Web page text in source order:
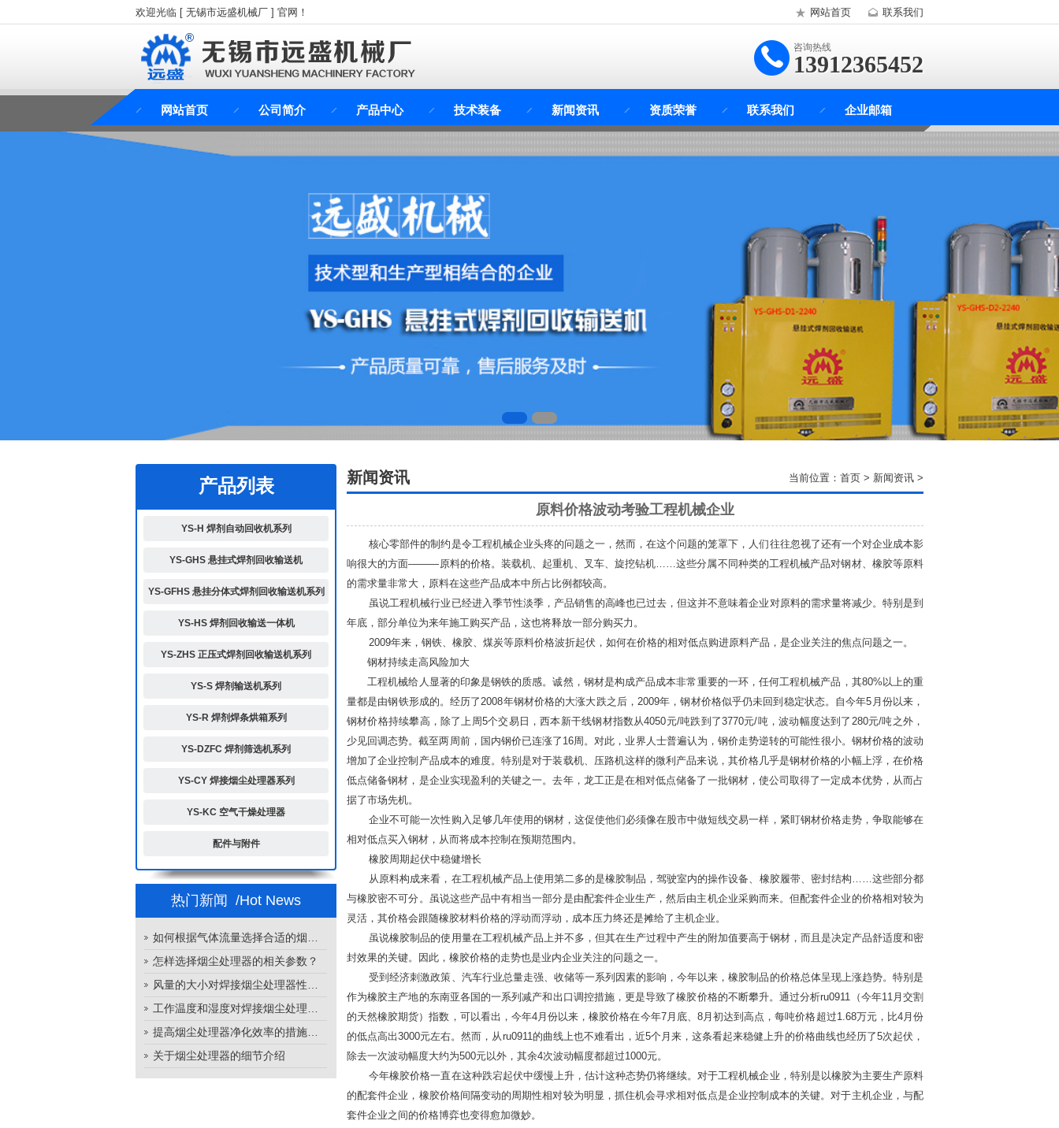
欢迎光临 [ 无锡市远盛机械厂 ] 官网！ 网站首页 联系我们
咨询热线
13912365452
网站首页 公司简介 产品中心 技术装备 新闻资讯 资质荣誉 联系我们 企业邮箱
产品列表
YS-H 焊剂自动回收机系列
YS-GHS 悬挂式焊剂回收输送机
YS-GFHS 悬挂分体式焊剂回收输送机系列
YS-HS 焊剂回收输送一体机
YS-ZHS 正压式焊剂回收输送机系列
YS-S 焊剂输送机系列
YS-R 焊剂焊条烘箱系列
YS-DZFC 焊剂筛选机系列
YS-CY 焊接烟尘处理器系列
YS-KC 空气干燥处理器
配件与附件
热门新闻 /Hot News
怎样选择烟尘处理器的相关参数？
关于烟尘处理器的细节介绍
新闻资讯 当前位置： 首页 > 新闻资讯 >
原料价格波动考验工程机械企业
核心零部件的制约是令工程机械企业头疼的问题之一，然而，在这个问题的笼罩下，人们往往忽视了还有一个对企业成本影
响很大的方面———原料的价格。装载机、起重机、叉车、旋挖钻机……这些分属不同种类的工程机械产品对钢材、橡胶等原料
的需求量非常大，原料在这些产品成本中所占比例都较高。
虽说工程机械行业已经进入季节性淡季，产品销售的高峰也已过去，但这并不意味着企业对原料的需求量将减少。特别是到
年底，部分单位为来年施工购买产品，这也将释放一部分购买力。
2009年来，钢铁、橡胶、煤炭等原料价格波折起伏，如何在价格的相对低点购进原料产品，是企业关注的焦点问题之一。
钢材持续走高风险加大
工程机械给人显著的印象是钢铁的质感。诚然，钢材是构成产品成本非常重要的一环，任何工程机械产品，其80%以上的重
量都是由钢铁形成的。经历了2008年钢材价格的大涨大跌之后，2009年，钢材价格似乎仍未回到稳定状态。自今年5月份以来，
钢材价格持续攀高，除了上周5个交易日，西本新干线钢材指数从4050元/吨跌到了3770元/吨，波动幅度达到了280元/吨之外，
少见回调态势。截至两周前，国内钢价已连涨了16周。对此，业界人士普遍认为，钢价走势逆转的可能性很小。钢材价格的波动
增加了企业控制产品成本的难度。特别是对于装载机、压路机这样的微利产品来说，其价格几乎是钢材价格的小幅上浮，在价格
低点储备钢材，是企业实现盈利的关键之一。去年，龙工正是在相对低点储备了一批钢材，使公司取得了一定成本优势，从而占
据了市场先机。
企业不可能一次性购入足够几年使用的钢材，这促使他们必须像在股市中做短线交易一样，紧盯钢材价格走势，争取能够在
相对低点买入钢材，从而将成本控制在预期范围内。
橡胶周期起伏中稳健增长
从原料构成来看，在工程机械产品上使用第二多的是橡胶制品，驾驶室内的操作设备、橡胶履带、密封结构……这些部分都
与橡胶密不可分。虽说这些产品中有相当一部分是由配套件企业生产，然后由主机企业采购而来。但配套件企业的价格相对较为
灵活，其价格会跟随橡胶材料价格的浮动而浮动，成本压力终还是摊给了主机企业。
虽说橡胶制品的使用量在工程机械产品上并不多，但其在生产过程中产生的附加值要高于钢材，而且是决定产品舒适度和密
封效果的关键。因此，橡胶价格的走势也是业内企业关注的问题之一。
受到经济刺激政策、汽车行业总量走强、收储等一系列因素的影响，今年以来，橡胶制品的价格总体呈现上涨趋势。特别是
作为橡胶主产地的东南亚各国的一系列减产和出口调控措施，更是导致了橡胶价格的不断攀升。通过分析ru0911（今年11月交割
的天然橡胶期货）指数，可以看出，今年4月份以来，橡胶价格在今年7月底、8月初达到高点，每吨价格超过1.68万元，比4月份
的低点高出3000元左右。然而，从ru0911的曲线上也不难看出，近5个月来，这条看起来稳健上升的价格曲线也经历了5次起伏，
除去一次波动幅度大约为500元以外，其余4次波动幅度都超过1000元。
今年橡胶价格一直在这种跌宕起伏中缓慢上升，估计这种态势仍将继续。对于工程机械企业，特别是以橡胶为主要生产原料
的配套件企业，橡胶价格间隔变动的周期性相对较为明显，抓住机会寻求相对低点是企业控制成本的关键。对于主机企业，与配
套件企业之间的价格博弈也变得愈加微妙。